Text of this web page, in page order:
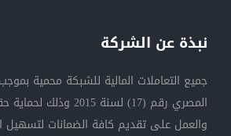
نبذة عن الشركة
جميع التعاملات المالية للشبكة محمية
المصري رقم (17) لسنة
والعمل على تقديم كافة الضمانات لتسهيل